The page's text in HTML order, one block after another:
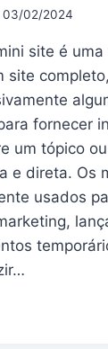
03/02/2024
site é uma
site
fornecer
um tópico
e direta. Os
usados